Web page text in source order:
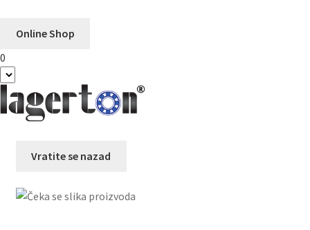
Online Shop
0
Vratite se nazad